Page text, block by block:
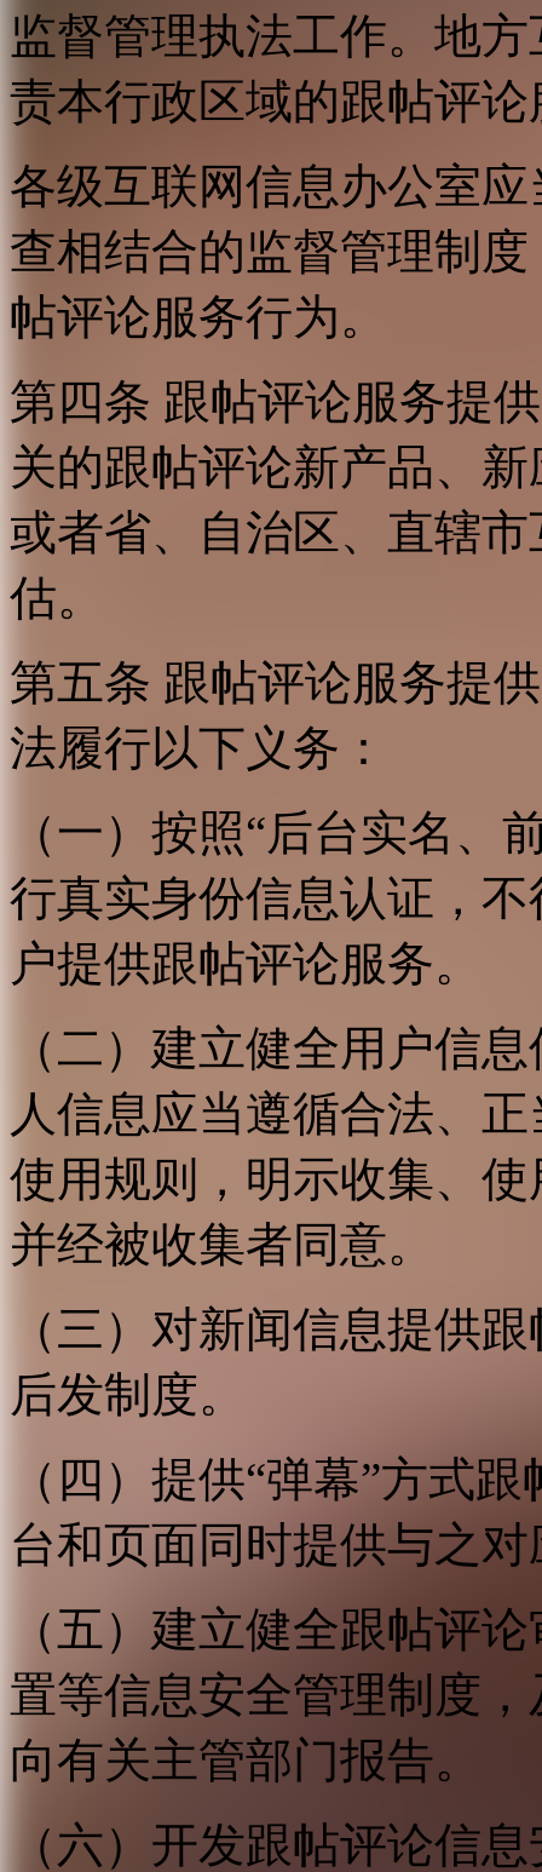
监督管理执法工作。地
责本行政区域的跟帖评
各级互联网信息办公室
查相结合的监督管理制
帖评论服务行为。
第四条 跟帖评论服务提
关的跟帖评论新产品、
或者省、自治区、直辖
估。
第五条 跟帖评论服务提
法履行以下义务：
（一）按照“后台实名、
行真实身份信息认证，
户提供跟帖评论服务。
（二）建立健全用户信
人信息应当遵循合法、
使用规则，明示收集、
并经被收集者同意。
（三）对新闻信息提供
后发制度。
（四）提供“弹幕”方式
台和页面同时提供与之
（五）建立健全跟帖评
置等信息安全管理制度
向有关主管部门报告。
（六）开发跟帖评论信